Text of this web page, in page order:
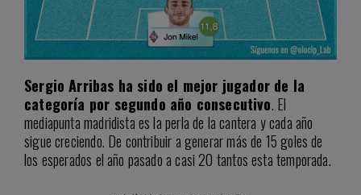
Sergio Arribas ha sido el mejor jugador de la
categoría por segundo año consecutivo. El
mediapunta madridista es la perla de la cantera y cada año
sigue creciendo. De contribuir a generar más de 15 goles de
los esperados el año pasado a casi 20 tantos esta temporada.